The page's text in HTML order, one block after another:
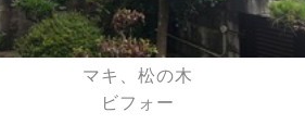
マキ、松の木
ビフォー